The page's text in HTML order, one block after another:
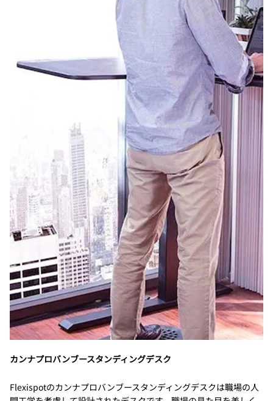
カンナプロバンブースタンディングデスク
Flexispotのカンナプロバンブースタンディングデスクは職場の人